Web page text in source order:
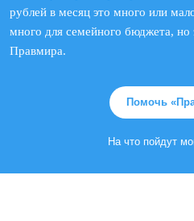
рублей в месяц это много или
много для семейного бюджета, но
Правмира.
Помочь
На что пойдут